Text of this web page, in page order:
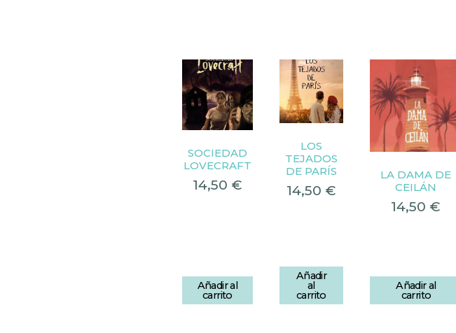
SOCIEDAD
LOVECRAFT
14,50 €
Añadir al
carrito
LOS
TEJADOS
DE PARÍS
14,50 €
Añadir
al
carrito
LA DAMA DE
CEILÁN
14,50 €
Añadir al
carrito